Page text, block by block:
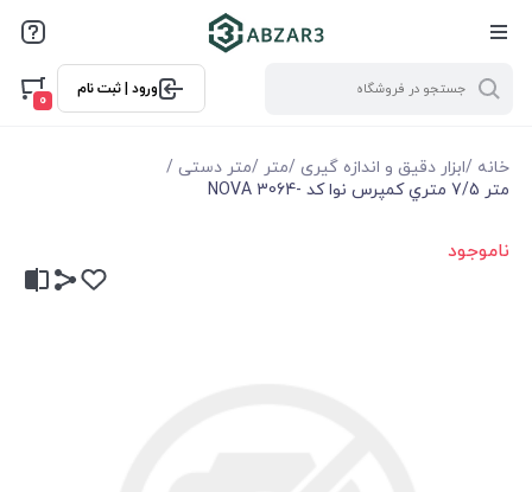
ورود | ثبت نام
0
خانه /ابزار دقیق و اندازه گیری /متر /متر دستی /
متر 7/5 متري كمپرس نوا كد -3064 NOVA
ناموجود